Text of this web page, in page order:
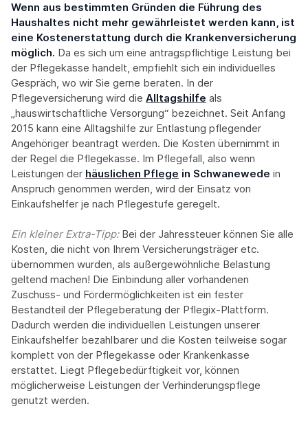
Wenn aus bestimmten Gründen die Führung des
Haushaltes nicht mehr gewährleistet werden kann, ist
eine Kostenerstattung durch die Krankenversicherung
möglich. Da es sich um eine antragspflichtige Leistung bei
der Pflegekasse handelt, empfiehlt sich ein individuelles
Gespräch, wo wir Sie gerne beraten. In der
Pflegeversicherung wird die Alltagshilfe als
„hauswirtschaftliche Versorgung“ bezeichnet. Seit Anfang
2015 kann eine Alltagshilfe zur Entlastung pflegender
Angehöriger beantragt werden. Die Kosten übernimmt in
der Regel die Pflegekasse. Im Pflegefall, also wenn
Leistungen der häuslichen Pflege in Schwanewede in
Anspruch genommen werden, wird der Einsatz von
Einkaufshelfer je nach Pflegestufe geregelt.
Ein kleiner Extra-Tipp:‍ Bei der Jahressteuer können Sie alle
Kosten, die nicht von Ihrem Versicherungsträger etc.
übernommen wurden, als außergewöhnliche Belastung
geltend machen! Die Einbindung aller vorhandenen
Zuschuss- und Fördermöglichkeiten ist ein fester
Bestandteil der Pflegeberatung der Pflegix-Plattform.
Dadurch werden die individuellen Leistungen unserer
Einkaufshelfer bezahlbarer und die Kosten teilweise sogar
komplett von der Pflegekasse oder Krankenkasse
erstattet. Liegt Pflegebedürftigkeit vor, können
möglicherweise Leistungen der Verhinderungspflege
genutzt werden.